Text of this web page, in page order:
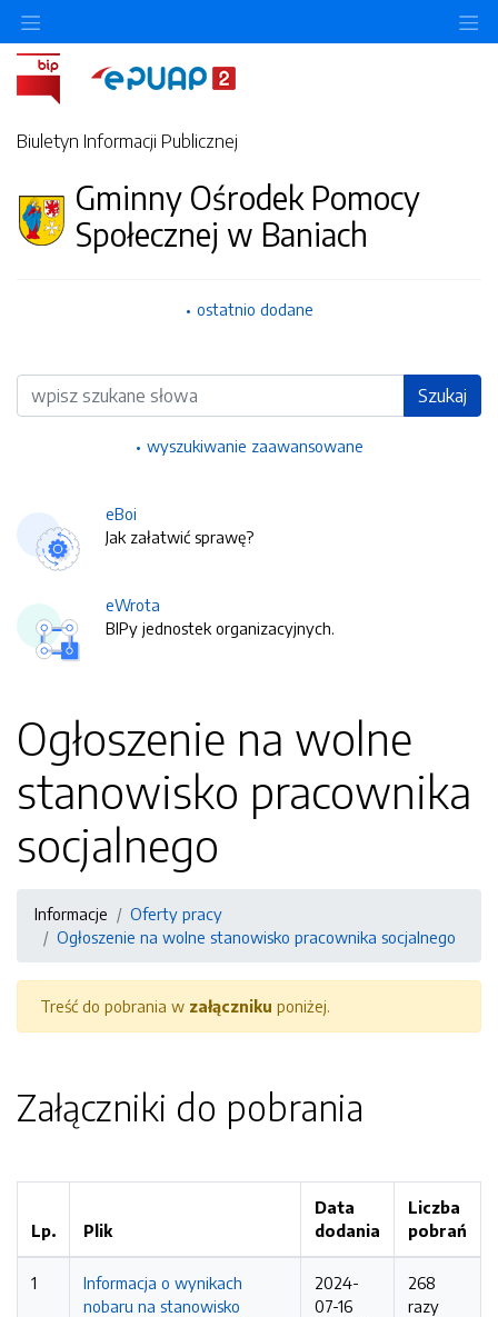
Biuletyn Informacji Publicznej
Gminny Ośrodek Pomocy
Społecznej w Baniach
ostatnio dodane
Wyszukiwarka Szukaj
wyszukiwanie zaawansowane
eBoi
Jak załatwić sprawę?
eWrota
BIPy jednostek organizacyjnych.
Ogłoszenie na wolne
stanowisko pracownika
socjalnego
Informacje
Oferty pracy
Ogłoszenie na wolne stanowisko pracownika socjalnego
Treść do pobrania w załączniku poniżej.
Załączniki do pobrania
Lp. Plik
Data
dodania
Liczba
pobrań
1
Informacja o wynikach
nobaru na stanowisko
2024-
07-16
268
razy